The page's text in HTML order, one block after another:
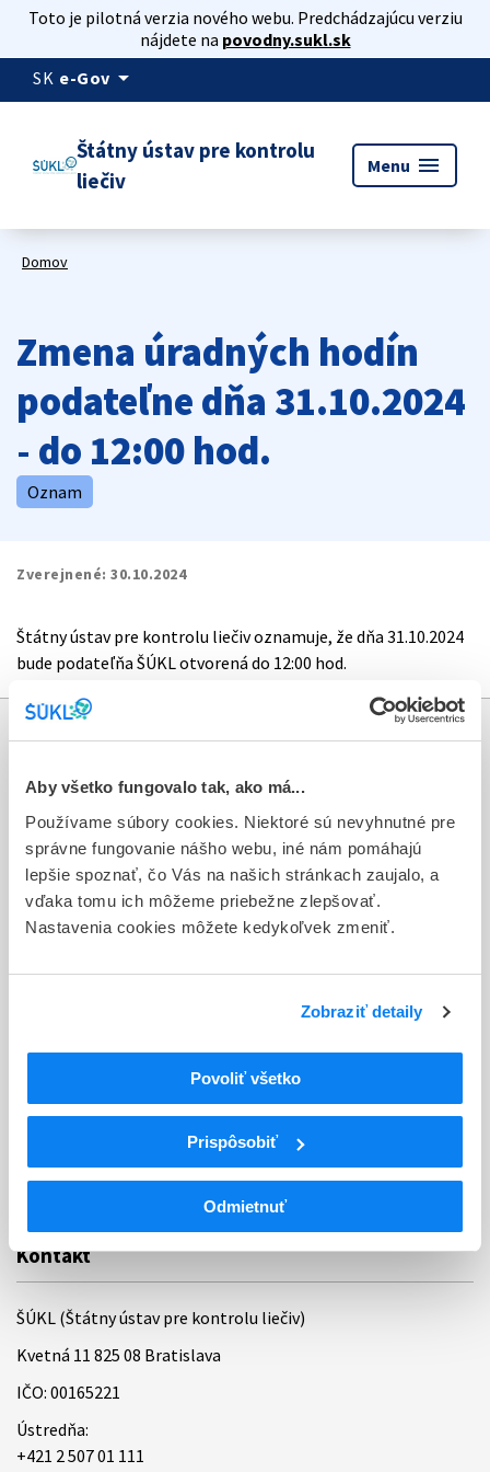
Aby všetko fungovalo tak, ako má...
Používame súbory cookies. Niektoré sú nevyhnutné pre
správne fungovanie nášho webu, iné nám pomáhajú
lepšie spoznať, čo Vás na našich stránkach zaujalo, a
vďaka tomu ich môžeme priebežne zlepšovať.
Nastavenia cookies môžete kedykoľvek zmeniť.
Zobraziť detaily
Povoliť všetko
Prispôsobiť
Odmietnuť
Toto je pilotná verzia nového webu. Predchádzajúcu verziu
nájdete na povodny.sukl.sk
SK e-Gov arrow_drop_down
Štátny ústav pre kontrolu
liečiv
Menu menu
Domov
Zmena úradných hodín
podateľne dňa 31.10.2024
- do 12:00 hod.
Oznam
Zverejnené: 30.10.2024
Štátny ústav pre kontrolu liečiv oznamuje, že dňa 31.10.2024
bude podateľňa ŠÚKL otvorená do 12:00 hod.
Informácie
Dotazník spokojnosti zákazníka
Sťažnosti a petície
Poskytovanie informácií
Ochrana osobných údajov
Regionálne pracoviská
Kontakt
ŠÚKL (Štátny ústav pre kontrolu liečiv)
Kvetná 11 825 08 Bratislava
IČO: 00165221
Ústredňa:
+421 2 507 01 111